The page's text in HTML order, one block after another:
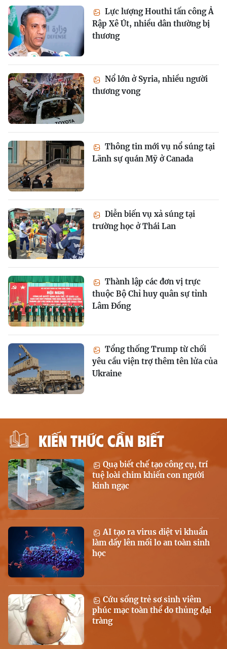
Lực lượng Houthi tấn công Ả
Rập Xê Út, nhiều dân thường bị
thương
Nổ lớn ở Syria, nhiều người
thương vong
Thông tin mới vụ nổ súng tại
Lãnh sự quán Mỹ ở Canada
Diễn biến vụ xả súng tại
trường học ở Thái Lan
Thành lập các đơn vị trực
thuộc Bộ Chỉ huy quân sự tỉnh
Lâm Đồng
Tổng thống Trump từ chối
yêu cầu viện trợ thêm tên lửa của
Ukraine
KIẾN THỨC CẦN BIẾT
Quạ biết chế tạo công cụ, trí
tuệ loài chim khiến con người
kinh ngạc
AI tạo ra virus diệt vi khuẩn
làm dấy lên mối lo an toàn sinh
học
Cứu sống trẻ sơ sinh viêm
phúc mạc toàn thể do thủng đại
tràng